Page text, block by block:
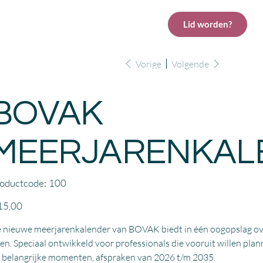
Lid worden?
Vorige Volgende
Productcode
100
100
nieuwe meerjarenkalender van BOVAK biedt in één oogopslag
Speciaal ontwikkeld voor professionals die vooruit willen
momenten, afspraken van 2026 t/m 2035.